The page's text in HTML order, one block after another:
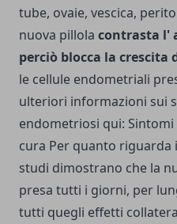
tube, ovaie, vescica,
nuova pillola contrasta l'
perciò blocca la crescita
le cellule endometriali
ulteriori informazioni sui
endometriosi qui:
cura Per quanto riguarda
studi dimostrano che la
presa tutti i giorni, per
tutti quegli effetti